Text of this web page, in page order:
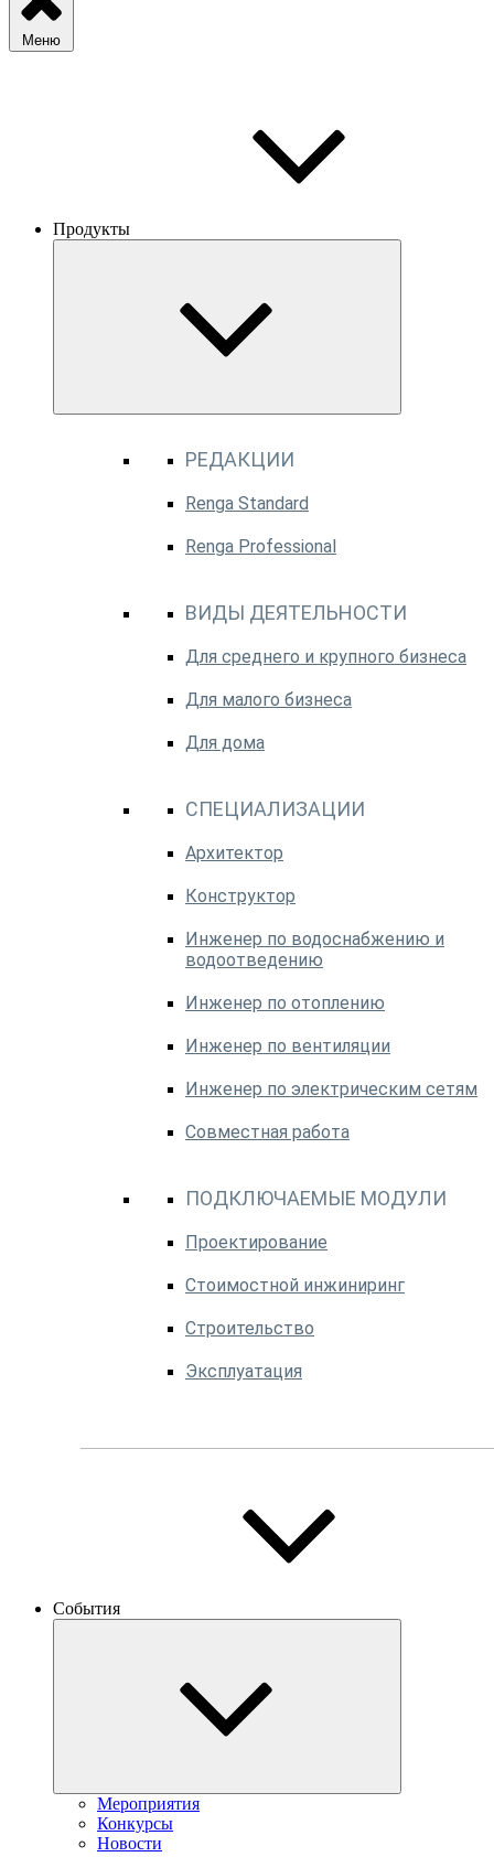
Меню
Продукты
РЕДАКЦИИ
Renga Standard
Renga Professional
ВИДЫ ДЕЯТЕЛЬНОСТИ
Для среднего и крупного бизнеса
Для малого бизнеса
Для дома
СПЕЦИАЛИЗАЦИИ
Архитектор
Конструктор
Инженер по водоснабжению и
водоотведению
Инженер по отоплению
Инженер по вентиляции
Инженер по электрическим сетям
Совместная работа
ПОДКЛЮЧАЕМЫЕ МОДУЛИ
Проектирование
Стоимостной инжиниринг
Строительство
Эксплуатация
События
Мероприятия
Конкурсы
Новости